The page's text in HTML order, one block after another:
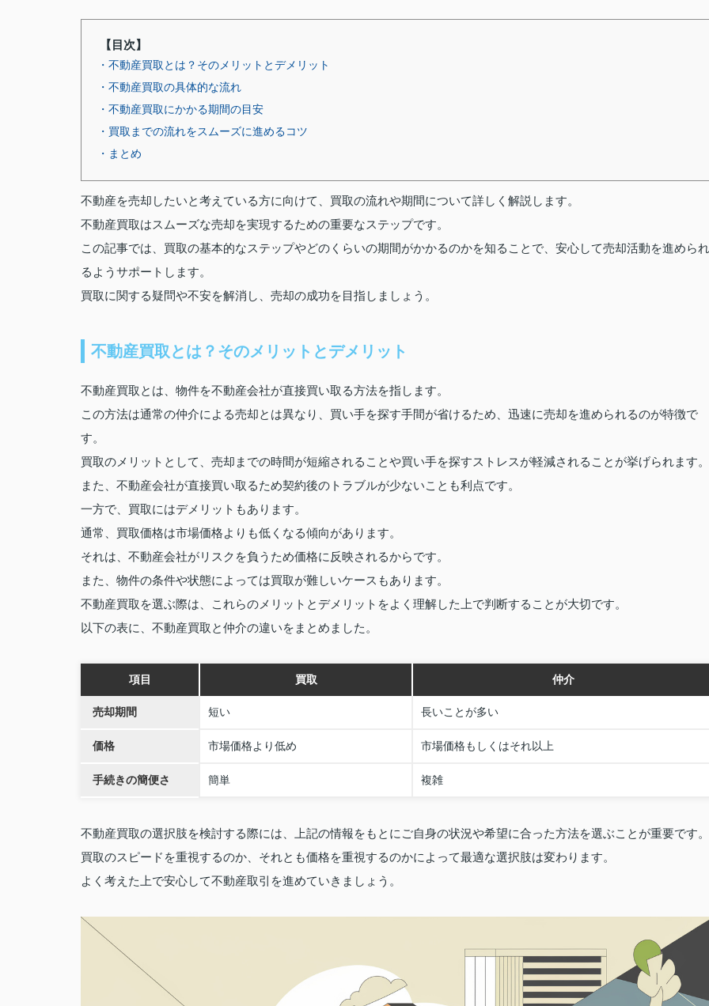
【目次】
・不動産買取とは？そのメリットとデメリット
・不動産買取の具体的な流れ
・不動産買取にかかる期間の目安
・買取までの流れをスムーズに進めるコツ
・まとめ
不動産を売却したいと考えている方に向けて、買取の流れや期間について詳しく解説します。
不動産買取はスムーズな売却を実現するための重要なステップです。
この記事では、買取の基本的なステップやどのくらいの期間がかかるのかを知ることで、安心して売却活動を進められ
るようサポートします。
買取に関する疑問や不安を解消し、売却の成功を目指しましょう。
不動産買取とは？そのメリットとデメリット
不動産買取とは、物件を不動産会社が直接買い取る方法を指します。
この方法は通常の仲介による売却とは異なり、買い手を探す手間が省けるため、迅速に売却を進められるのが特徴で
す。
買取のメリットとして、売却までの時間が短縮されることや買い手を探すストレスが軽減されることが挙げられます。
また、不動産会社が直接買い取るため契約後のトラブルが少ないことも利点です。
一方で、買取にはデメリットもあります。
通常、買取価格は市場価格よりも低くなる傾向があります。
それは、不動産会社がリスクを負うため価格に反映されるからです。
また、物件の条件や状態によっては買取が難しいケースもあります。
不動産買取を選ぶ際は、これらのメリットとデメリットをよく理解した上で判断することが大切です。
以下の表に、不動産買取と仲介の違いをまとめました。
項目 買取 仲介
売却期間 短い 長いことが多い
価格 市場価格より低め 市場価格もしくはそれ以上
手続きの簡便さ 簡単 複雑
不動産買取の選択肢を検討する際には、上記の情報をもとにご自身の状況や希望に合った方法を選ぶことが重要です。
買取のスピードを重視するのか、それとも価格を重視するのかによって最適な選択肢は変わります。
よく考えた上で安心して不動産取引を進めていきましょう。